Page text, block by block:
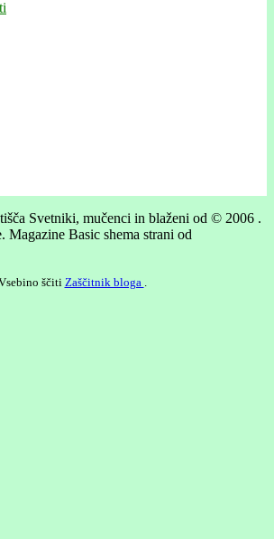
Svetniki, mučenci in blaženi od © 2006 .
Magazine Basic shema strani od
ščitiZaščitnik bloga .